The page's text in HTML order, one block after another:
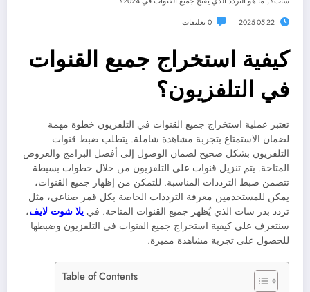
2025-05-22 0 تعليقات
كيفية استخراج جميع القنوات
في التلفزيون؟
تعتبر عملية استخراج جميع القنوات في التلفزيون خطوة مهمة
لضمان الاستمتاع بتجربة مشاهدة شاملة. يتطلب ضبط قنوات
التلفزيون بشكل صحيح لضمان الوصول إلى أفضل البرامج والعروض
المتاحة. يتم تنزيل قنوات على التلفزيون من خلال خطوات بسيطة
تتضمن ضبط الترددات المناسبة. للتمكن من إظهار جميع القنوات،
يمكن للمستخدمين معرفة الترددات الخاصة بكل قمر صناعي، مثل
تردد بدر سات الذي يُظهر جميع القنوات المتاحة. في يلا شوت لايف،
سنتعرف على كيفية استخراج جميع القنوات في التلفزيون وضبطها
للحصول على تجربة مشاهدة مميزة.
Table of Contents